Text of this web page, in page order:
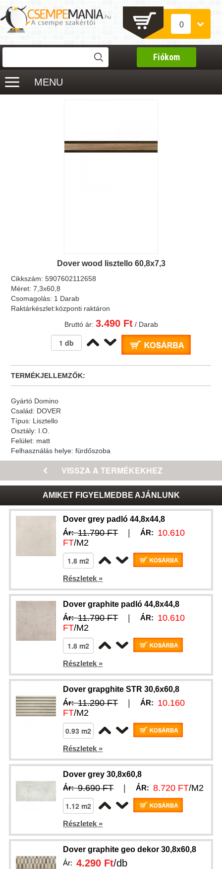
0
Fiókom
MENU
Dover wood lisztello 60,8x7,3
Cikkszám:5907602112658
Méret:7,3x60,8
Csomagolás: 1 Darab
Raktárkészlet:központi raktáron
Bruttó ár: 3.490 Ft/ Darab
TERMÉKJELLEMZŐK:
Gyártó Domino
Család: DOVER
Típus: Lisztello
Osztály: I.O.
Felület: matt
Felhasználás helye:fürdőszoba
AMIKET FIGYELMEDBE AJÁNLUNK
Dover grey padló 44,8x44,8
Ár:11.790 FT|ÁR: 10.610
FT/M2
Részletek »
Dover graphite padló 44,8x44,8
Ár:11.790 FT|ÁR: 10.610
FT/M2
Részletek »
Dover grapghite STR 30,6x60,8
Ár:11.290 FT|ÁR: 10.160
FT/M2
Részletek »
Dover grey 30,8x60,8
Ár:9.690 FT|ÁR:8.720 FT/M2
Részletek »
Dover graphite geo dekor 30,8x60,8
Ár:4.290 Ft/db